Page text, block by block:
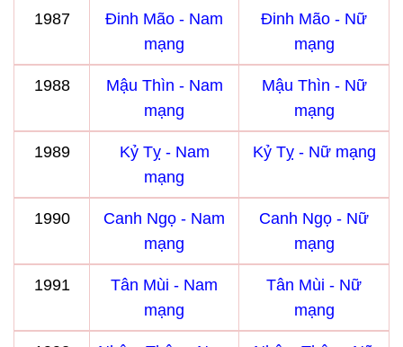
1987
Đinh Mão - Nam
mạng
Đinh Mão - Nữ
mạng
1988
Mậu Thìn - Nam
mạng
Mậu Thìn - Nữ
mạng
1989
Kỷ Tỵ - Nam
mạng
Kỷ Tỵ - Nữ mạng
1990
Canh Ngọ - Nam
mạng
Canh Ngọ - Nữ
mạng
1991
Tân Mùi - Nam
mạng
Tân Mùi - Nữ
mạng